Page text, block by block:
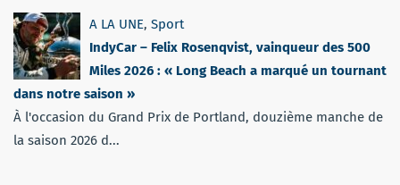
A LA UNE, Sport
IndyCar – Felix Rosenqvist, vainqueur des 500
Miles 2026 : « Long Beach a marqué un tournant
dans notre saison »
À l'occasion du Grand Prix de Portland, douzième manche de
la saison 2026 d...